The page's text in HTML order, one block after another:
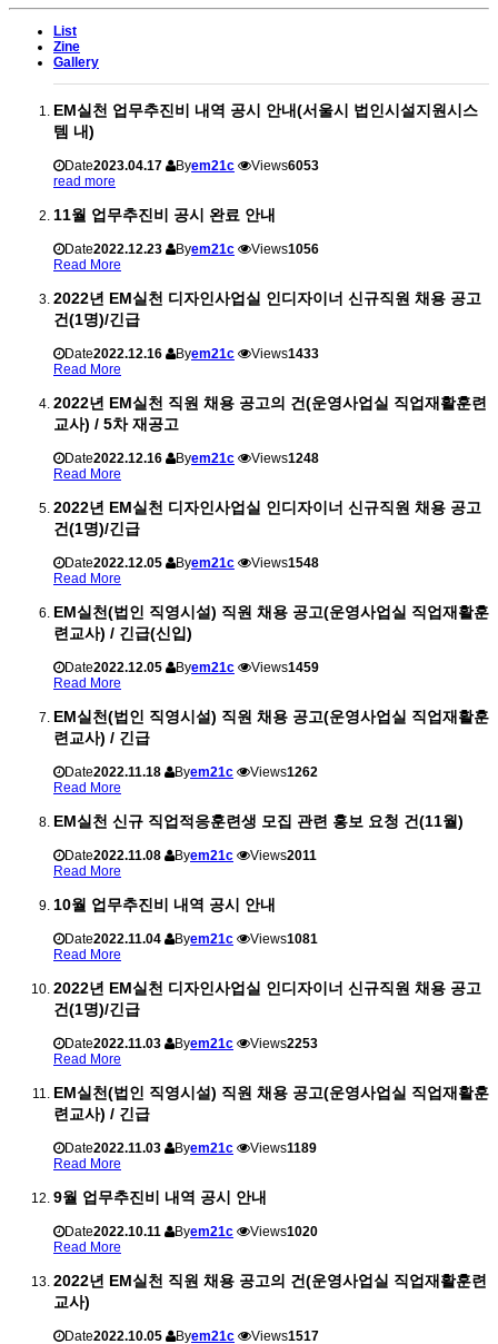
List
Zine
Gallery
EM실천 업무추진비 내역 공시 안내(서울시 법인시설지원시스
템 내)
Date2023.04.17 Byem21c Views6053
read more
11월 업무추진비 공시 완료 안내
Date2022.12.23 Byem21c Views1056
Read More
2022년 EM실천 디자인사업실 인디자이너 신규직원 채용 공고
건(1명)/긴급
Date2022.12.16 Byem21c Views1433
Read More
2022년 EM실천 직원 채용 공고의 건(운영사업실 직업재활훈련
교사) / 5차 재공고
Date2022.12.16 Byem21c Views1248
Read More
2022년 EM실천 디자인사업실 인디자이너 신규직원 채용 공고
건(1명)/긴급
Date2022.12.05 Byem21c Views1548
Read More
EM실천(법인 직영시설) 직원 채용 공고(운영사업실 직업재활훈
련교사) / 긴급(신입)
Date2022.12.05 Byem21c Views1459
Read More
EM실천(법인 직영시설) 직원 채용 공고(운영사업실 직업재활훈
련교사) / 긴급
Date2022.11.18 Byem21c Views1262
Read More
EM실천 신규 직업적응훈련생 모집 관련 홍보 요청 건(11월)
Date2022.11.08 Byem21c Views2011
Read More
10월 업무추진비 내역 공시 안내
Date2022.11.04 Byem21c Views1081
Read More
2022년 EM실천 디자인사업실 인디자이너 신규직원 채용 공고
건(1명)/긴급
Date2022.11.03 Byem21c Views2253
Read More
EM실천(법인 직영시설) 직원 채용 공고(운영사업실 직업재활훈
련교사) / 긴급
Date2022.11.03 Byem21c Views1189
Read More
9월 업무추진비 내역 공시 안내
Date2022.10.11 Byem21c Views1020
Read More
2022년 EM실천 직원 채용 공고의 건(운영사업실 직업재활훈련
교사)
Date2022.10.05 Byem21c Views1517